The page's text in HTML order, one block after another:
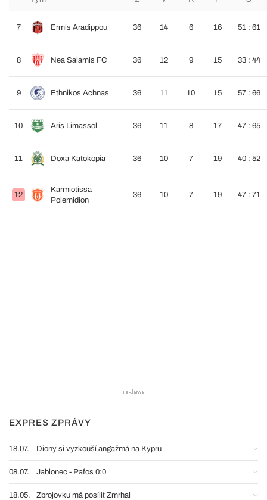
7 Ermis Aradippou 36 14 6 16 51 : 61
8 Nea Salamis FC 36 12 9 15 33 : 44
9 Ethnikos Achnas 36 11 10 15 57 : 66
10 Aris Limassol 36 11 8 17 47 : 65
11 Doxa Katokopia 36 10 7 19 40 : 52
12
Karmiotissa
Polemidion
36 10 7 19 47 : 71
EXPRES ZPRÁVY
18.07. Diony si vyzkouší angažmá na Kypru
08.07. Jablonec - Pafos 0:0
18.05. Zbrojovku má posílit Zmrhal